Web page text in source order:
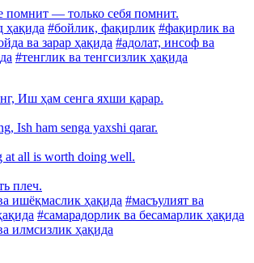
помнит — только себя помнит.
ҳақида #бойлик, фақирлик #фақирлик ва
ва зарар ҳақида #адолат, инсоф ва
#тенглик ва тенгсизлик ҳақида
Иш ҳам сенга яхши қарар.
Ish ham senga yaxshi qarar.
at all is worth doing well.
плеч.
ишёқмаслик ҳақида #масъулият ва
#самарадорлик ва бесамарлик ҳақида
илмсизлик ҳақида